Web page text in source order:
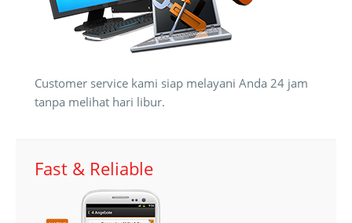
Customer service kami siap melayani Anda 24 jam
tanpa melihat hari libur.
Fast & Reliable